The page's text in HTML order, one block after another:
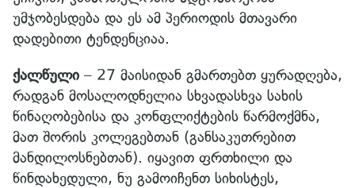
უმჯობესდება და ეს ამ პერიოდის მთავარი
დადებითი ტენდენციაა.
ქალწული – 27 მაისიდან გმართებთ ყურადღება,
რადგან მოსალოდნელია სხვადასხვა სახის
წინაღობებისა და კონფლიქტების წარმოქმნა,
მათ შორის კოლეგებთან (განსაკუთრებით
მანდილოსნებთან). იყავით ფრთხილი და
წინდახედული, ნუ გამოიჩენთ სიხისტეს,